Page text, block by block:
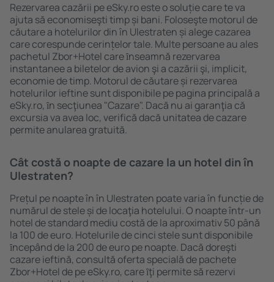
Rezervarea cazării pe eSky.ro este o soluție care te va
ajuta să economiseşti timp și bani. Foloseşte motorul de
căutare a hotelurilor din în Ulestraten și alege cazarea
care corespunde cerințelor tale. Multe persoane au ales
pachetul Zbor+Hotel care ȋnseamnă rezervarea
instantanee a biletelor de avion şi a cazării şi, implicit,
economie de timp. Motorul de căutare și rezervarea
hotelurilor ieftine sunt disponibile pe pagina principală a
eSky.ro, ȋn secţiunea "Cazare". Dacă nu ai garanţia că
excursia va avea loc, verifică dacă unitatea de cazare
permite anularea gratuită.
Cât costă o noapte de cazare la un hotel din în
Ulestraten?
Prețul pe noapte în în Ulestraten poate varia în funcție de
numărul de stele și de locaţia hotelului. O noapte într-un
hotel de standard mediu costă de la aproximativ 50 până
la 100 de euro. Hotelurile de cinci stele sunt disponibile
ȋncepând de la 200 de euro pe noapte. Dacă doreşti
cazare ieftină, consultă oferta specială de pachete
Zbor+Hotel de pe eSky.ro, care ȋţi permite să rezervi